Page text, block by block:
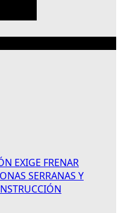
EXIGE FRENAR
SERRANAS Y